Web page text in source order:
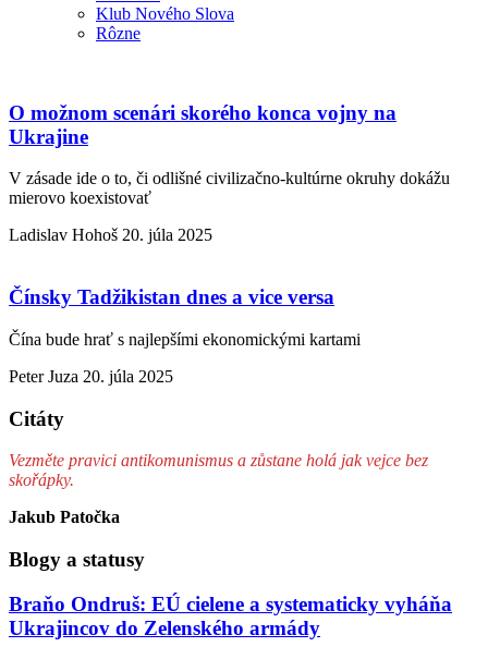
Klub Nového Slova
Rôzne
O možnom scenári skorého konca vojny na
Ukrajine
V zásade ide o to, či odlišné civilizačno-kultúrne okruhy dokážu
mierovo koexistovať
Ladislav Hohoš 20. júla 2025
Čínsky Tadžikistan dnes a vice versa
Čína bude hrať s najlepšími ekonomickými kartami
Peter Juza 20. júla 2025
Citáty
Vezměte pravici antikomunismus a zůstane holá jak vejce bez
skořápky.
Jakub Patočka
Blogy a statusy
Braňo Ondruš: EÚ cielene a systematicky vyháňa
Ukrajincov do Zelenského armády